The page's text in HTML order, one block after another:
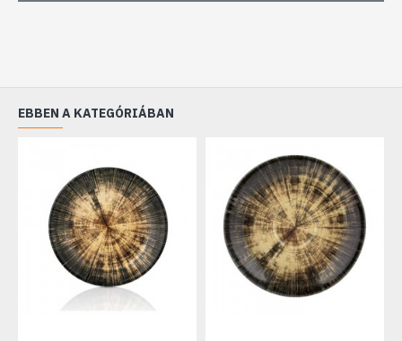
EBBEN A KATEGÓRIÁBAN